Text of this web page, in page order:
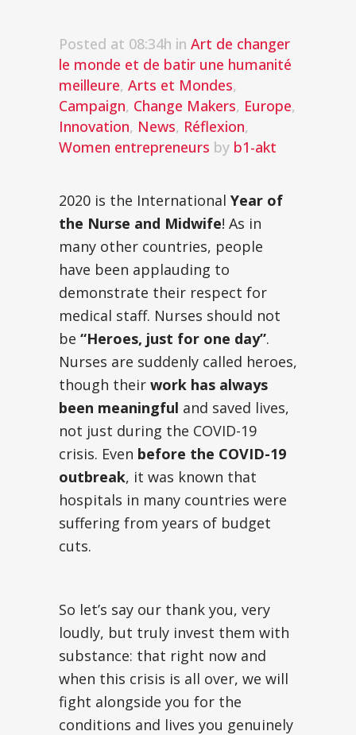
Posted at 08:34h in Art de changer
le monde et de batir une humanité
meilleure, Arts et Mondes,
Campaign, Change Makers, Europe,
Innovation, News, Réflexion,
Women entrepreneurs by b1-akt
2020 is the International Year of
the Nurse and Midwife! As in
many other countries, people
have been applauding to
demonstrate their respect for
medical staff. Nurses should not
be “Heroes, just for one day”.
Nurses are suddenly called heroes,
though their work has always
been meaningful and saved lives,
not just during the COVID-19
crisis. Even before the COVID-19
outbreak, it was known that
hospitals in many countries were
suffering from years of budget
cuts.
So let’s say our thank you, very
loudly, but truly invest them with
substance: that right now and
when this crisis is all over, we will
fight alongside you for the
conditions and lives you genuinely